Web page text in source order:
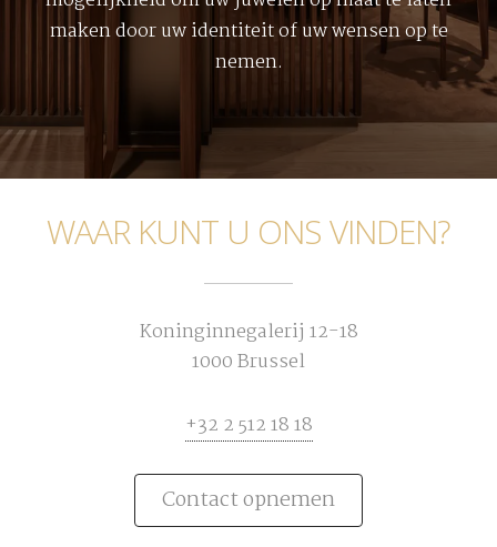
maken door uw identiteit of uw wensen op te
nemen.
WAAR KUNT U ONS VINDEN?
Koninginnegalerij 12-18
1000 Brussel
+32 2 512 18 18
Contact opnemen